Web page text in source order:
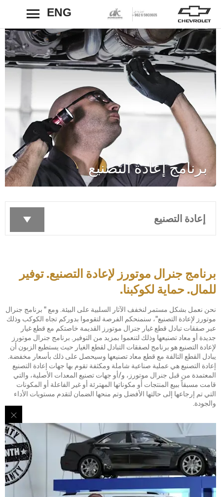
ENG رجوع
برنامج إعادة التصنيع
إعادة التصنيع
برنامج جنرال موتورز لإعادة التصنيع. توفير
للمال. حماية لكوكبنا.
نحن نعمل بشكل مستمر لنخفف الآثار السلبية على البيئة. ومع " برنامج جنرال
موتورز لإعادة التصنيع"، سنمنحكم الفرصة لتقوموا بدوركم تجاه الكوكب وذلك
عبر صفقات تبادل قطع غيار جنرال موتورز القديمة خاصتكم مع قطع غيار
جديدة أو معاد تصنيعها وذلك لتنعموا بمزيد من التوفير. برنامج جنرال موتورز
لإعادة التصنيع هو برنامج لصفقات التبادل لقطع الغيار حيث يستطيع الزبون أن
يبادل القطع التالفة مع قطع معاد تصنيعها وسيحصل على ذلك بأسعار مخفضة.
إعادة التصنيع هي عملية صناعية شاملة ومكثفة تقوم بها جهات إعادة التصنيع
المعتمدة من قبل جنرال موتورز، و/أو جهات تصنيع المعدات الأصلية، والتي
قامت مسبقاً ببيع المنتجات أو مكوناتها المهترئة أو غير الفاعلة أو المكونات
التي تم إرجاعها إلى حالتها الأفضل وتم منحها الضمان لتقدم مستويات الأداء
والجودة.